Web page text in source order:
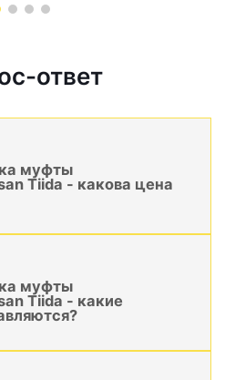
ответ
муфты
Tiida - какова цена
муфты
Tiida - какие